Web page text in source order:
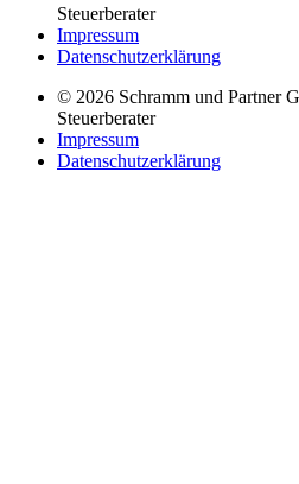
Steuerberater
Impressum
Datenschutzerklärung
© 2026 Schramm und Partner
Steuerberater
Impressum
Datenschutzerklärung